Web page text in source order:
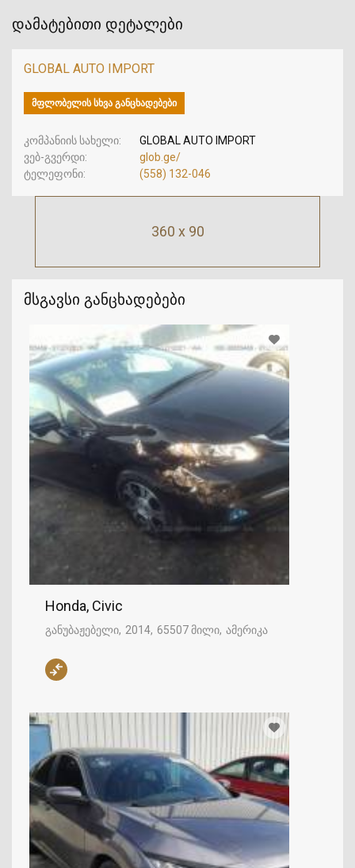
360 x 90
მსგავსი განცხადებები
Honda, Civic
განუბაჟებელი 2014 65507 მილი ამერიკა
დამატებითი დეტალები
GLOBAL AUTO IMPORT
ᲛᲤᲚᲝᲑᲔᲚᲘᲡ ᲡᲮᲕᲐ ᲒᲐᲜᲪᲮᲐᲓᲔᲑᲔᲑᲘ
კომპანიის სახელი
GLOBAL AUTO IMPORT
ვებ-გვერდი
glob.ge/
ტელეფონი
(558) 132-046